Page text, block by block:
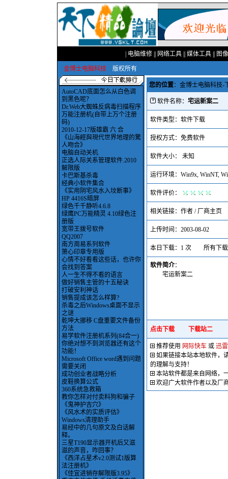
电脑维修 网络工具 媒体工具 图
金博士电脑科技 版权所有
AutoCAD底面怎么从白色调
到黑色呢？
Dr.Web大蜘蛛反病毒扫描程序
万能注册机(自带上万个注册
码)
2010-12-17版雄霸 六 合
《山海經與現代世界地理的驚
人吻合》
电脑自动关机
正选人际关系管理软件.2010
解限版
卡巴斯基杀毒
经典小软件集合
《实用阴宅风水入坟断事》
HP 4416S暗屏
绿色千千静听4.6.8
绿鹰PC万能精灵 4.10绿色注
册版
宽带王拨号软件
QQ2007
南方周易系列软件
箫心印章专用版
心情不好看看这些话，也许你
会找到答案
人一生不得不看的语言
做好销售主管的十五秘诀
打破安利神话
销售提成该怎么样算?
杀毒之后Windows桌面不显示
之谜
乾坤大挪移 C盘重要文件备份
方法
易学软件注册机系列(84合一)
你绝对想不到浏览器还有这个
功能！
Microsoft Office word遇到问题
需要关闭
成功创业者战略分析
皮鞋换算公式
360系统急救箱
教你怎样对付卖料狗和骗子
《鬼神护吉穴》
《风水术的实质评估》
Windows清理助手
易经中的几句原文及白话解
释。
三星T190显示器开机后又滋
滋的声音，咋回事？
《西洋占星术v2.0测试1版算
法注册机》
《佳宜进销存解限版3.95》
您的位置： 金博士电脑科技-
软件名称： 宅运新案二
软件类型：软件下载
授权方式：免费软件
软件大小： 未知
运行环境：Win9x, WinNT,
软件评价：
相关链接： 作者 / 厂商主页
上传时间：2003-08-02
本日下载：1 次 所有下载
软件简介：
宅运新案二
点击下载 下载站二
推荐使用 网际快车 或 迅
如果链接本站本地软件，
的理解与支持！
本站软件都是来自网络，
欢迎广大软件作者以及厂